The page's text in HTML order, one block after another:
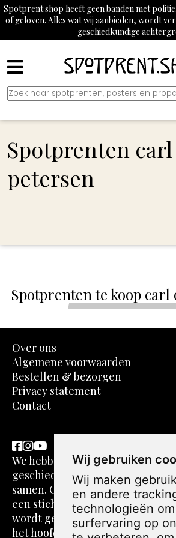
Wij gebruiken
Wij maken
en andere
technologieën
surfervaring op
Spotprent.shop heeft geen banden met
of geloven. Alles wat wij aanbieden, wordt
geschiedkundige
Spotprenten
petersen
Spotprenten te koop carl
Over ons
Algemene voorwaarden
Bestellen & bezorgen
Privacy statement
Contact
We hebben een passie voor
geschiedenis. Dit komt in
samen. Ons verhaal gaat echter
een stichting zonder
wordt gerund door volwassenen
het hoofd worden gezien. Alle